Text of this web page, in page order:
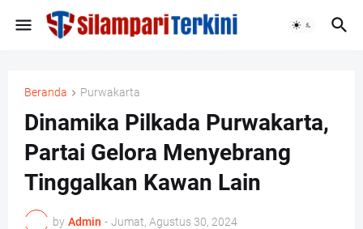
Beranda Purwakarta
Dinamika Pilkada Purwakarta,
Partai Gelora Menyebrang
Tinggalkan Kawan Lain
by Admin - Jumat, Agustus 30, 2024